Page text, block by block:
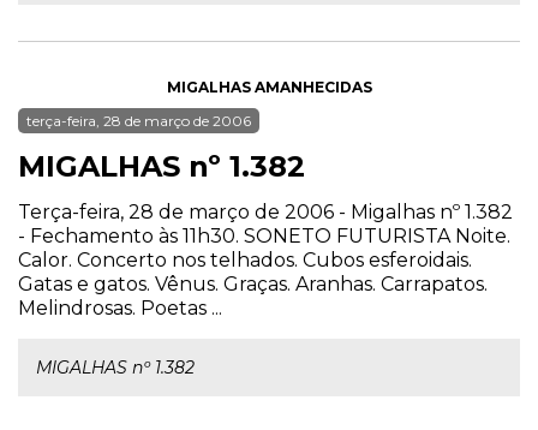
MIGALHAS AMANHECIDAS
terça-feira, 28 de março de 2006
MIGALHAS nº 1.382
Terça-feira, 28 de março de 2006 - Migalhas nº 1.382
- Fechamento às 11h30. SONETO FUTURISTA Noite.
Calor. Concerto nos telhados. Cubos esferoidais.
Gatas e gatos. Vênus. Graças. Aranhas. Carrapatos.
Melindrosas. Poetas ...
MIGALHAS nº 1.382